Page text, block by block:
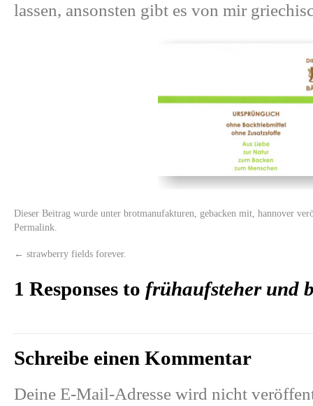
lassen, ansonsten gibt es von mir
Dieser Beitrag wurde unter brotmanufakturen, gebacken mit, hannover
Permalink.
← strawberry fields forever.
1 Responses to frühaufsteher und
Schreibe einen Kommentar
Deine E-Mail-Adresse wird nicht